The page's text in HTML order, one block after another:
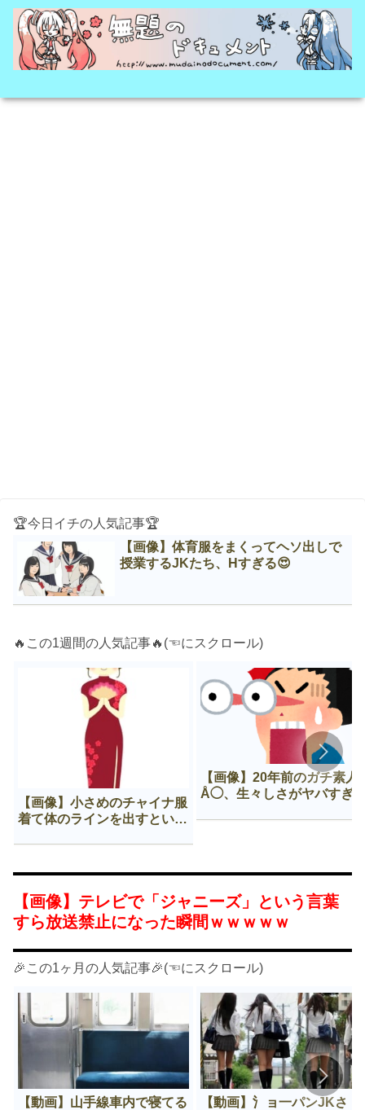
🏆今日イチの人気記事🏆
【画像】体育服をまくってヘソ出しで
授業するJKたち、Нすぎる😍
🔥この1週間の人気記事🔥(☜にスクロール)
【画像】小さめのチャイナ服
着て体のラインを出すという
【画像】20年前のガチ素人
Å◯、生々しさがヤバすぎ
【画像】テレビで「ジャニーズ」という言葉
すら放送禁止になった瞬間ｗｗｗｗｗ
🎉この1ヶ月の人気記事🎉(☜にスクロール)
【動画】山手線車内で寝てる
【動画】氵ョ一パンJKさ